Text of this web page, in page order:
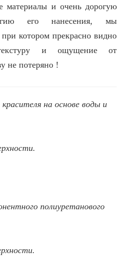
материалы и очень дорогую
его нанесения, мы
при котором прекрасно видно
и ощущение от
не потеряно !
на основе воды и
полиуретанового